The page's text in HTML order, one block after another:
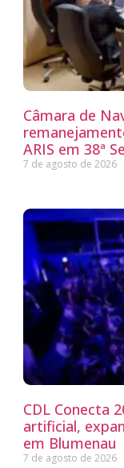
Câmara de
ARIS em 38ª
7 de agosto de 2026
CDL Conecta
artificial,
em Blumenau
7 de agosto de 2026